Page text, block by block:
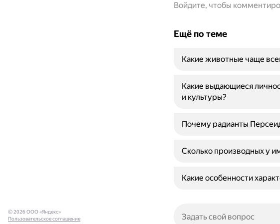
Войдите, чтобы
Ещё по теме
Какие животные чаще
Какие выдающиеся
и культуры?
Почему радианты
Сколько производных у
Какие особенности
© 2026 ООО «Яндекс»
Пользовательское соглашение